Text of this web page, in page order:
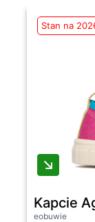
Stan na
Kapcie
eobuwie